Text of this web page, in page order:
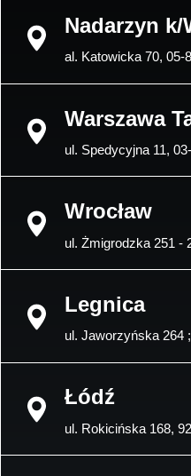
Nadarzyn k/
al. Katowicka 70, 05-
Warszawa
ul. Spedycyjna 11,
Wrocław
ul. Żmigrodzka 251 -
Legnica
ul. Jaworzyńska 264
Łódź
ul. Rokicińska 168,